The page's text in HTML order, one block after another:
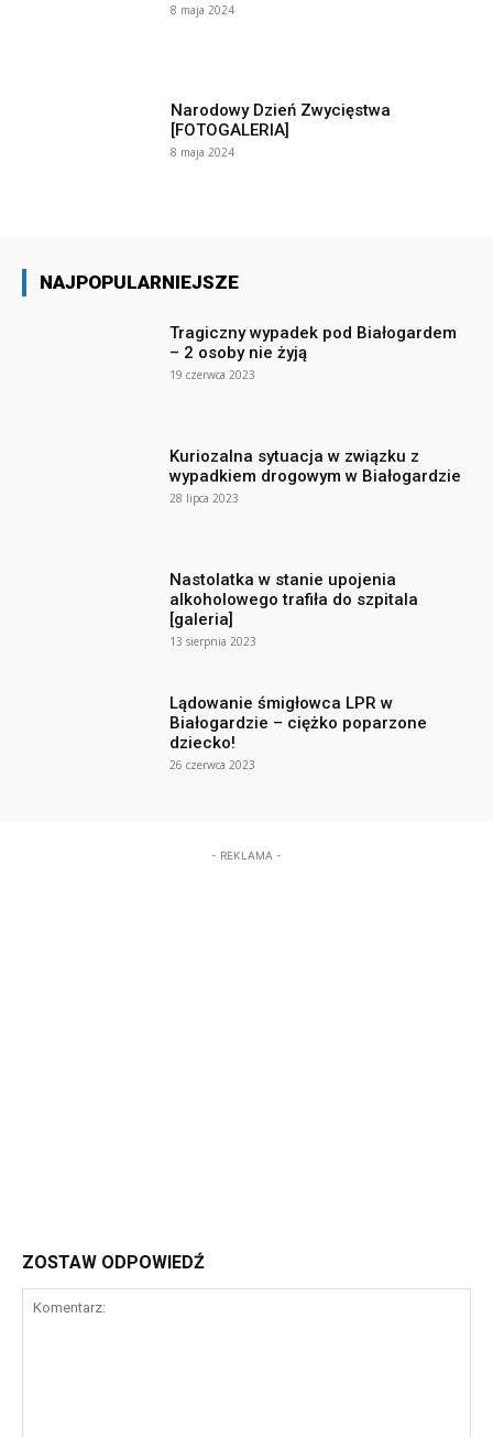
8 maja 2024
Narodowy Dzień Zwycięstwa
[FOTOGALERIA]
8 maja 2024
NAJPOPULARNIEJSZE
Tragiczny wypadek pod Białogardem
– 2 osoby nie żyją
19 czerwca 2023
Kuriozalna sytuacja w związku z
wypadkiem drogowym w Białogardzie
28 lipca 2023
Nastolatka w stanie upojenia
alkoholowego trafiła do szpitala
[galeria]
13 sierpnia 2023
Lądowanie śmigłowca LPR w
Białogardzie – ciężko poparzone
dziecko!
26 czerwca 2023
- REKLAMA -
ZOSTAW ODPOWIEDŹ